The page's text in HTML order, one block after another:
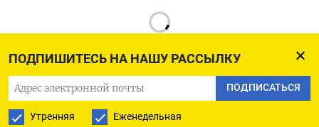
ПОДПИШИТЕСЬ НА НАШУ РАССЫЛКУ
ПОДПИСАТЬСЯ
Утренняя Еженедельная